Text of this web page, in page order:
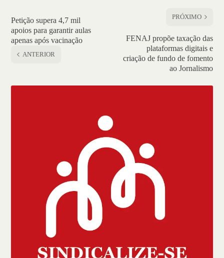
Petição supera 4,7 mil
apoios para garantir aulas
apenas após vacinação
ANTERIOR
PRÓXIMO
FENAJ propõe taxação das
plataformas digitais e
criação de fundo de fomento
ao Jornalismo